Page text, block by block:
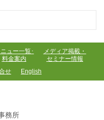
ニュー一覧･
料金案内
メディア掲載・
セミナー情報
せ English
務所